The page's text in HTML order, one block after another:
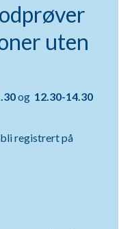
uten
og 12.30-14.30
registrert på